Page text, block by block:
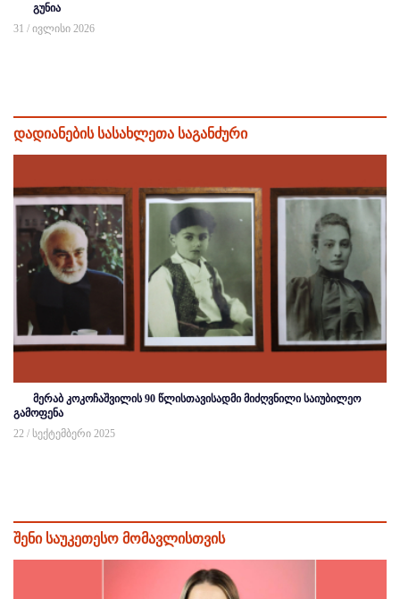
გუნია
31 / ივლისი 2026
დადიანების სასახლეთა საგანძური
მერაბ კოკოჩაშვილის 90 წლისთავისადმი მიძღვნილი საიუბილეო
გამოფენა
22 / სექტემბერი 2025
შენი საუკეთესო მომავლისთვის